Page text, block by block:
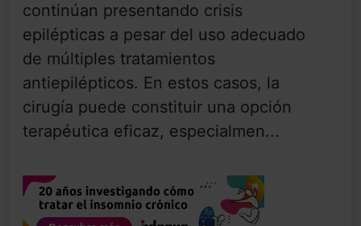
continúan presentando crisis
epilépticas a pesar del uso adecuado
de múltiples tratamientos
antiepilépticos. En estos casos, la
cirugía puede constituir una opción
terapéutica eficaz, especialmen...